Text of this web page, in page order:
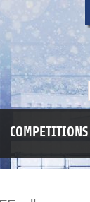
COMPETITIONS